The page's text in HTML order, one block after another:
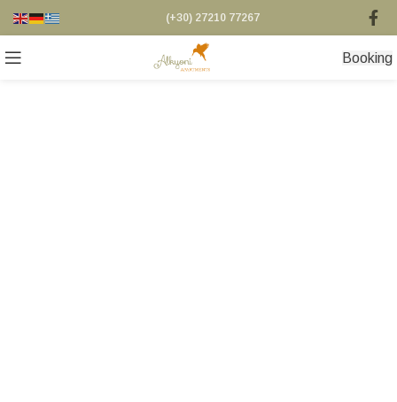
(+30) 27210 77267
Βooking